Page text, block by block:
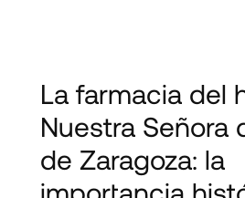
La farmacia del
Nuestra Señora
de Zaragoza: la